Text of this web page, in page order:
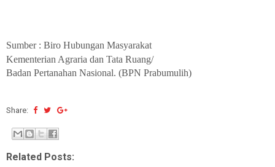
Sumber : Biro Hubungan Masyarakat
Kementerian Agraria dan Tata Ruang/
Badan Pertanahan Nasional. (BPN Prabumulih)
Share:
Related Posts: